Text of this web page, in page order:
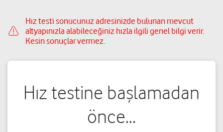
Hız testi sonucunuz adresinizde bulunan mevcut
altyapınızla alabileceğiniz hızla ilgili genel bilgi verir.
Kesin sonuçlar vermez.
Hız testine başlamadan
önce…